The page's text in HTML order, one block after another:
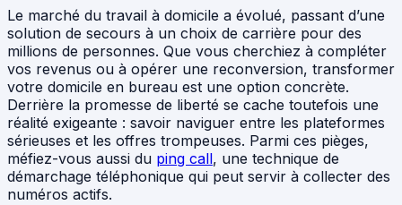
Le marché du travail à domicile a évolué, passant d’une
solution de secours à un choix de carrière pour des
millions de personnes. Que vous cherchiez à compléter
vos revenus ou à opérer une reconversion, transformer
votre domicile en bureau est une option concrète.
Derrière la promesse de liberté se cache toutefois une
réalité exigeante : savoir naviguer entre les plateformes
sérieuses et les offres trompeuses. Parmi ces pièges,
méfiez-vous aussi du ping call, une technique de
démarchage téléphonique qui peut servir à collecter des
numéros actifs.